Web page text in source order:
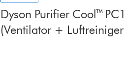
Dyson Purifier Cool™ PC1
(Ventilator +